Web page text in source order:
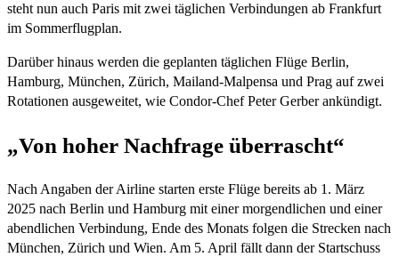
steht nun auch Paris mit zwei täglichen Verbindungen ab Frankfurt
im Sommerflugplan.
Darüber hinaus werden die geplanten täglichen Flüge Berlin,
Hamburg, München, Zürich, Mailand-Malpensa und Prag auf zwei
Rotationen ausgeweitet, wie Condor-Chef Peter Gerber ankündigt.
„Von hoher Nachfrage überrascht“
Nach Angaben der Airline starten erste Flüge bereits ab 1. März
2025 nach Berlin und Hamburg mit einer morgendlichen und einer
abendlichen Verbindung, Ende des Monats folgen die Strecken nach
München, Zürich und Wien. Am 5. April fällt dann der Startschuss